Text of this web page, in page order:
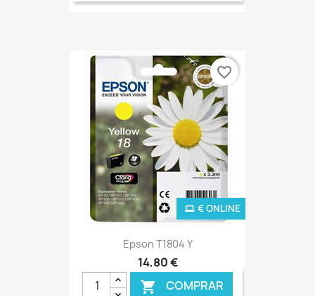
Epson T1804 Y
14,80 €
 COMPRAR
€ ONLINE
favorite_border